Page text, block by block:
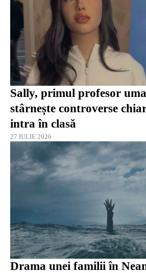
Sally, primul profesor
stârnește controverse
intra în clasă
27 IULIE 2026
Drama unei familii în